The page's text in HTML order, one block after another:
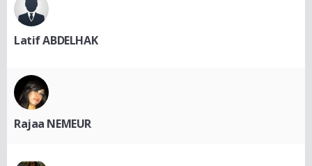
Latif ABDELHAK
Rajaa NEMEUR